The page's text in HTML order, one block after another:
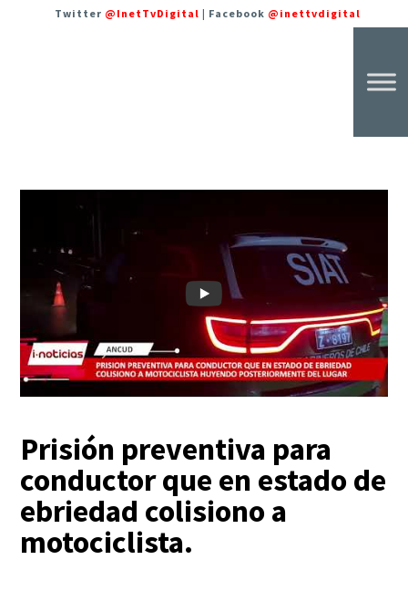
Twitter @InetTvDigital | Facebook @inettvdigital
Prisión preventiva para
conductor que en estado de
ebriedad colisiono a
motociclista.